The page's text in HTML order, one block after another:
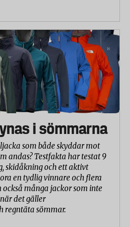
mm lång spänns fast mellan två
för dragstyrka. Pappret dras isär och
av registreras. Testet görs på
och tvärriktningen. Perforeringens
samma sätt.
ihop och placeras i en korg av
pappret vägs innan testet. Hela
med avjoniserat vatten. Tiden det
och för korgen att sjunka
Korgen med det blöta pappret
i sömmarna
som både skyddar mot
andas? Testfakta har testat 9
skidåkning och ett aktivt
en tydlig vinnare och flera
också många jackor som inte
det gäller
regntäta sömmar.